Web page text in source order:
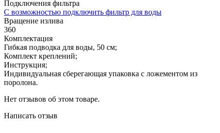
Подключения фильтра
С возможностью подключить фильтр для воды
Вращение излива
360
Комплектация
Гибкая подводка для воды, 50 см;
Комплект креплений;
Инструкция;
Индивидуальная сберегающая упаковка с ложементом из
поролона.
Нет отзывов об этом товаре.
Написать отзыв